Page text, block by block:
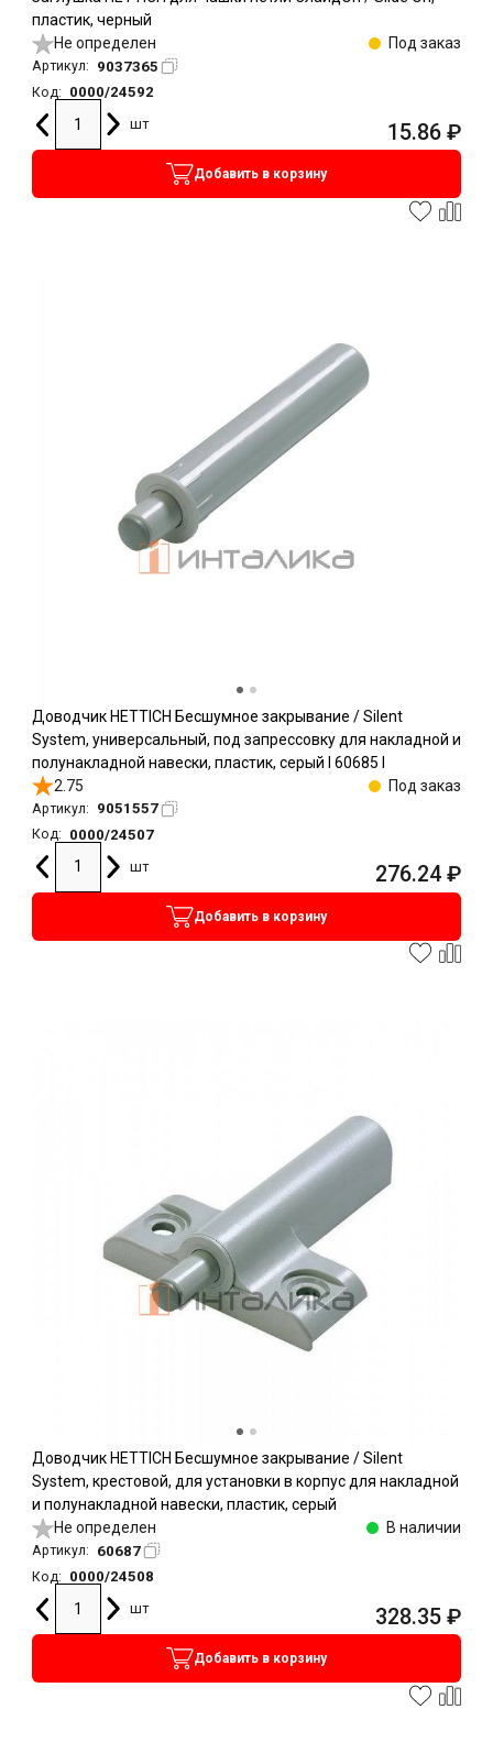
пластик, черный
Не определен
Под заказ
Артикул: 9037365
Код:
0000/24592
шт
15.86 ₽
Добавить в корзину
Доводчик HETTICH Бесшумное закрывание / Silent
System, универсальный, под запрессовку для накладной и
полунакладной навески, пластик, серый l 60685 l
2.75
Под заказ
Артикул: 9051557
Код:
0000/24507
шт
276.24 ₽
Добавить в корзину
Доводчик HETTICH Бесшумное закрывание / Silent
System, крестовой, для установки в корпус для накладной
и полунакладной навески, пластик, серый
Не определен
В наличии
Артикул: 60687
Код:
0000/24508
шт
328.35 ₽
Добавить в корзину